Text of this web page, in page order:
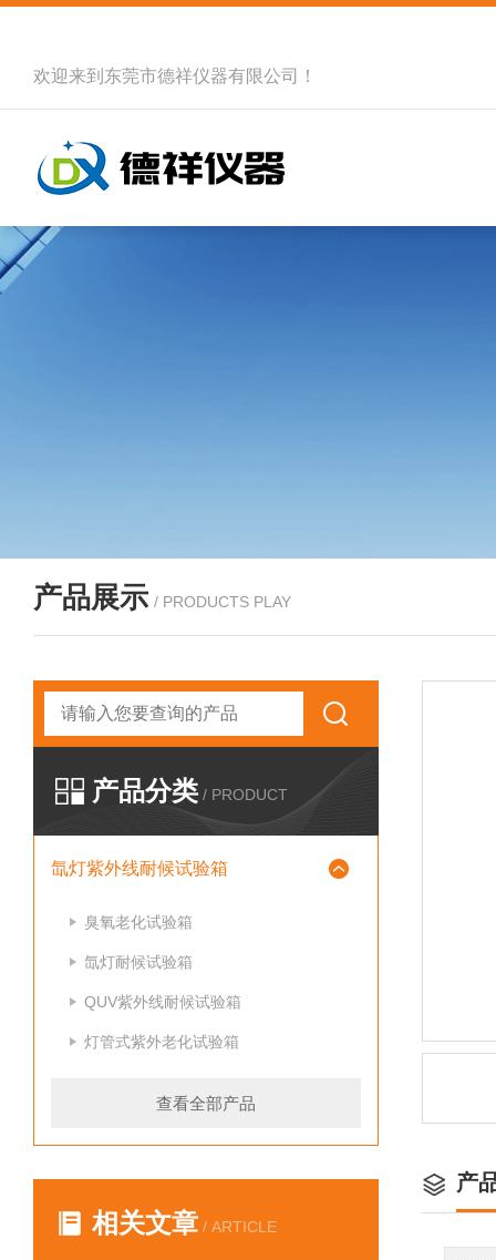
欢迎来到 东莞市德祥仪器有限公司 ！
产品展示 / PRODUCTS PLAY
产品分类 / PRODUCT
氙灯紫外线耐候试验箱
臭氧老化试验箱
氙灯耐候试验箱
QUV紫外线耐候试验箱
灯管式紫外老化试验箱
查看全部产品
相关文章 / ARTICLE
产